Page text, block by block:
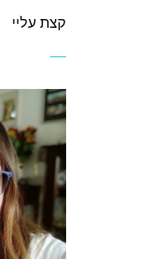
קצת עליי